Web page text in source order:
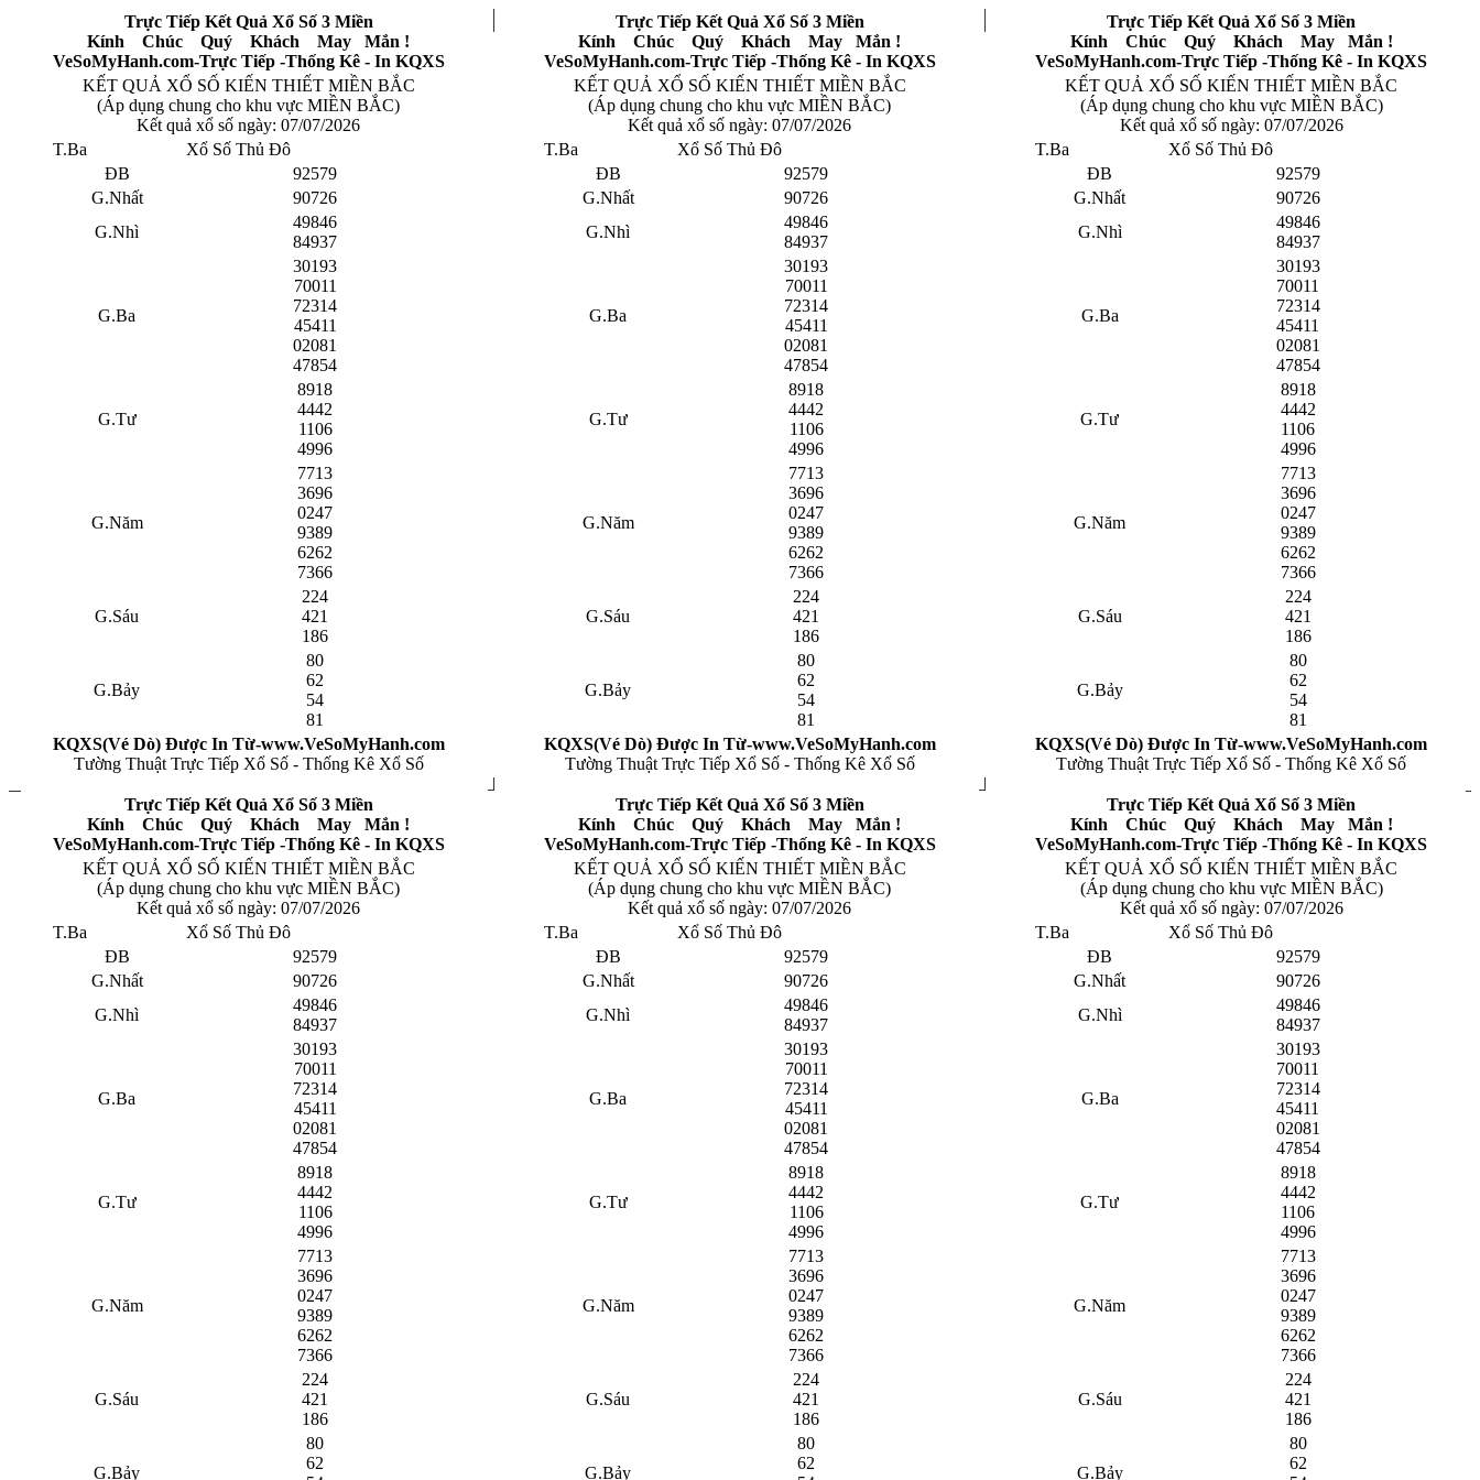
Trực Tiếp Kết Quả Xổ Số 3 Miền
Kính Chúc Quý Khách May Mắn !
VeSoMyHanh.com-Trực Tiếp -Thống Kê - In KQXS
KẾT QUẢ XỔ SỐ KIẾN THIẾT MIỀN BẮC
(Áp dụng chung cho khu vực MIỀN BẮC)
Kết quả xổ số ngày: 07/07/2026
T.Ba
Xổ Số Thủ Đô
ĐB
92579
G.Nhất
90726
G.Nhì
49846
84937
G.Ba
30193
70011
72314
45411
02081
47854
G.Tư
8918
4442
1106
4996
G.Năm
7713
3696
0247
9389
6262
7366
G.Sáu
224
421
186
G.Bảy
80
62
54
81
KQXS(Vé Dò) Được In Từ-www.VeSoMyHanh.com
Tường Thuật Trực Tiếp Xổ Số - Thống Kê Xổ Số
Trực Tiếp Kết Quả Xổ Số 3 Miền
Kính Chúc Quý Khách May Mắn !
VeSoMyHanh.com-Trực Tiếp -Thống Kê - In KQXS
KẾT QUẢ XỔ SỐ KIẾN THIẾT MIỀN BẮC
(Áp dụng chung cho khu vực MIỀN BẮC)
Kết quả xổ số ngày: 07/07/2026
T.Ba
Xổ Số Thủ Đô
ĐB
92579
G.Nhất
90726
G.Nhì
49846
84937
G.Ba
30193
70011
72314
45411
02081
47854
G.Tư
8918
4442
1106
4996
G.Năm
7713
3696
0247
9389
6262
7366
G.Sáu
224
421
186
G.Bảy
80
62
54
81
KQXS(Vé Dò) Được In Từ-www.VeSoMyHanh.com
Tường Thuật Trực Tiếp Xổ Số - Thống Kê Xổ Số
Trực Tiếp Kết Quả Xổ Số 3 Miền
Kính Chúc Quý Khách May Mắn !
VeSoMyHanh.com-Trực Tiếp -Thống Kê - In KQXS
KẾT QUẢ XỔ SỐ KIẾN THIẾT MIỀN BẮC
(Áp dụng chung cho khu vực MIỀN BẮC)
Kết quả xổ số ngày: 07/07/2026
T.Ba
Xổ Số Thủ Đô
ĐB
92579
G.Nhất
90726
G.Nhì
49846
84937
G.Ba
30193
70011
72314
45411
02081
47854
G.Tư
8918
4442
1106
4996
G.Năm
7713
3696
0247
9389
6262
7366
G.Sáu
224
421
186
G.Bảy
80
62
54
81
KQXS(Vé Dò) Được In Từ-www.VeSoMyHanh.com
Tường Thuật Trực Tiếp Xổ Số - Thống Kê Xổ Số
Trực Tiếp Kết Quả Xổ Số 3 Miền
Kính Chúc Quý Khách May Mắn !
VeSoMyHanh.com-Trực Tiếp -Thống Kê - In KQXS
KẾT QUẢ XỔ SỐ KIẾN THIẾT MIỀN BẮC
(Áp dụng chung cho khu vực MIỀN BẮC)
Kết quả xổ số ngày: 07/07/2026
T.Ba
Xổ Số Thủ Đô
ĐB
92579
G.Nhất
90726
G.Nhì
49846
84937
G.Ba
30193
70011
72314
45411
02081
47854
G.Tư
8918
4442
1106
4996
G.Năm
7713
3696
0247
9389
6262
7366
G.Sáu
224
421
186
G.Bảy
80
62
Trực Tiếp Kết Quả Xổ Số 3 Miền
Kính Chúc Quý Khách May Mắn !
VeSoMyHanh.com-Trực Tiếp -Thống Kê - In KQXS
KẾT QUẢ XỔ SỐ KIẾN THIẾT MIỀN BẮC
(Áp dụng chung cho khu vực MIỀN BẮC)
Kết quả xổ số ngày: 07/07/2026
T.Ba
Xổ Số Thủ Đô
ĐB
92579
G.Nhất
90726
G.Nhì
49846
84937
G.Ba
30193
70011
72314
45411
02081
47854
G.Tư
8918
4442
1106
4996
G.Năm
7713
3696
0247
9389
6262
7366
G.Sáu
224
421
186
G.Bảy
80
62
Trực Tiếp Kết Quả Xổ Số 3 Miền
Kính Chúc Quý Khách May Mắn !
VeSoMyHanh.com-Trực Tiếp -Thống Kê - In KQXS
KẾT QUẢ XỔ SỐ KIẾN THIẾT MIỀN BẮC
(Áp dụng chung cho khu vực MIỀN BẮC)
Kết quả xổ số ngày: 07/07/2026
T.Ba
Xổ Số Thủ Đô
ĐB
92579
G.Nhất
90726
G.Nhì
49846
84937
G.Ba
30193
70011
72314
45411
02081
47854
G.Tư
8918
4442
1106
4996
G.Năm
7713
3696
0247
9389
6262
7366
G.Sáu
224
421
186
G.Bảy
80
62